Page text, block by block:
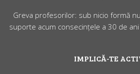
Greva profesorilor: sub nicio formă
suporte acum consecințele a 30 de
IMPLICĂ-TE